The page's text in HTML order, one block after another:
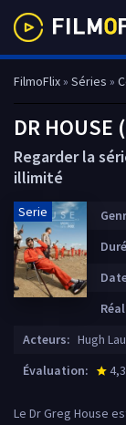
FilmoFlix» Séries »
DR HOUSE
Regarder la
illimité
Serie
Acteurs: Hugh
Évaluation:
Le Dr Greg House